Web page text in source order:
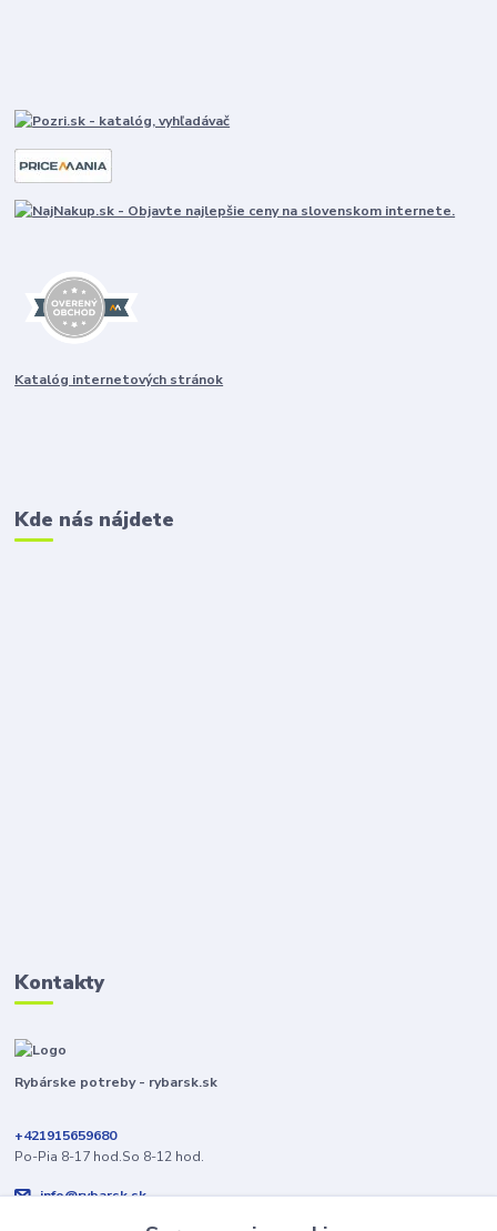
Katalóg internetových stránok
Kde nás nájdete
Kontakty
Rybárske potreby - rybarsk.sk
+421915659680
Po-Pia 8-17 hod.So 8-12 hod.
info@rybarsk.sk